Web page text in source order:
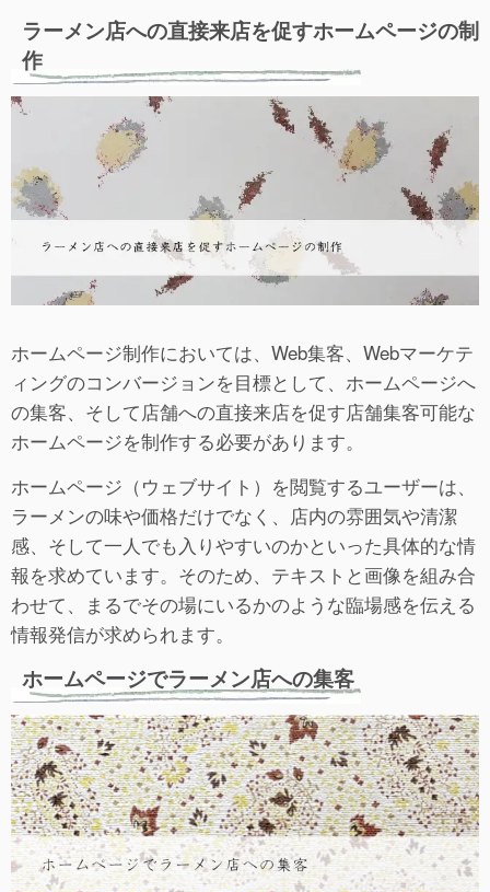
ラーメン店への直接来店を促すホームページの制
作
ホームページ制作においては、Web集客、Webマーケテ
ィングのコンバージョンを目標として、ホームページへ
の集客、そして店舗への直接来店を促す店舗集客可能な
ホームページを制作する必要があります。
ホームページ（ウェブサイト）を閲覧するユーザーは、
ラーメンの味や価格だけでなく、店内の雰囲気や清潔
感、そして一人でも入りやすいのかといった具体的な情
報を求めています。そのため、テキストと画像を組み合
わせて、まるでその場にいるかのような臨場感を伝える
情報発信が求められます。
ホームページでラーメン店への集客